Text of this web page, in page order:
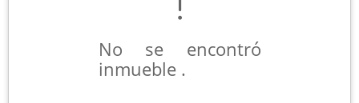
No se encontró
inmueble .